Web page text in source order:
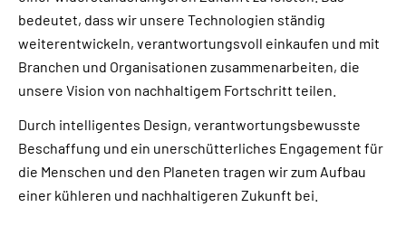
bedeutet, dass wir unsere Technologien ständig
weiterentwickeln, verantwortungsvoll einkaufen und mit
Branchen und Organisationen zusammenarbeiten, die
unsere Vision von nachhaltigem Fortschritt teilen.
Durch intelligentes Design, verantwortungsbewusste
Beschaffung und ein unerschütterliches Engagement für
die Menschen und den Planeten tragen wir zum Aufbau
einer kühleren und nachhaltigeren Zukunft bei.